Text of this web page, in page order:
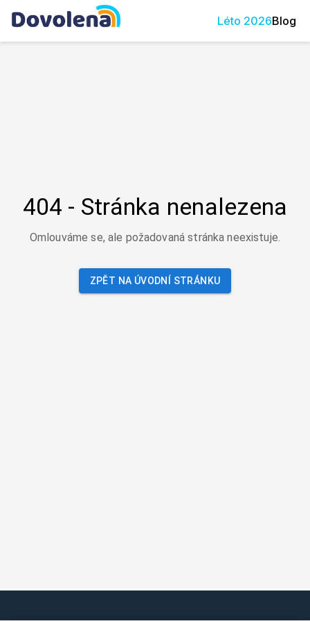
Léto 2026Blog
404 - Stránka nenalezena
Omlouváme se, ale požadovaná stránka neexistuje.
ZPĚT NA ÚVODNÍ STRÁNKU